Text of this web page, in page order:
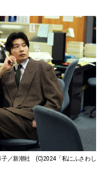
子／新潮社 (C)2024「私にふさわし